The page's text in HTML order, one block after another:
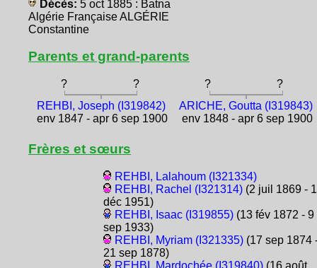
Décès: 5 oct 1885 : Batna
Algérie Française ALGÉRIE
Constantine
Parents et grand-parents
? ? ?
?
REHBI, Joseph (I319842)
env 1847 - apr 6 sep 1900
ARICHE, Goutta (I319843)
env 1848 - apr 6 sep 1900
Frères et sœurs
REHBI, Lalahoum (I321334)
REHBI, Rachel (I321314)(2 juil 1869 -
déc 1951)
REHBI, Isaac (I319855)(13 fév 1872 - 9
sep 1933)
REHBI, Myriam (I321335)(17 sep 1874
21 sep 1878)